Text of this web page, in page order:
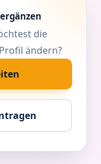
die
ändern?